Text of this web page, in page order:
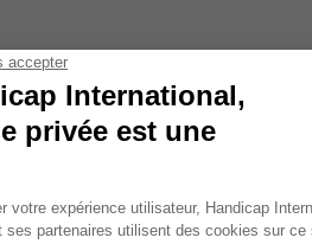
a réalisé de
les besoins
personnes
un véritable défi.